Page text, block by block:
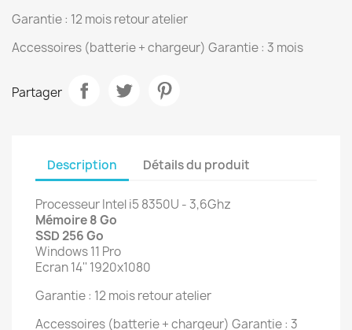
Garantie : 12 mois retour atelier
Accessoires (batterie + chargeur) Garantie : 3 mois
Partager
Description Détails du produit
Processeur Intel i5 8350U - 3,6Ghz
Mémoire 8 Go
SSD 256 Go
Windows 11 Pro
Ecran 14'' 1920x1080
Garantie : 12 mois retour atelier
Accessoires (batterie + chargeur) Garantie : 3